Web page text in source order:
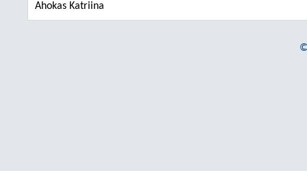
Ahokas Katriina